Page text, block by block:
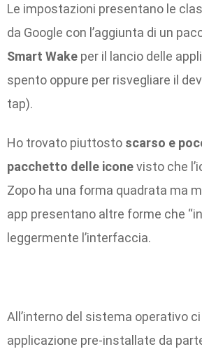
Le impostazioni presentano le
da Google con l’aggiunta di un
Smart Wake per il lancio delle
spento oppure per risvegliare il
tap).
Ho trovato piuttosto scarso e
pacchetto delle iconevisto che
Zopo ha una forma quadrata ma
app presentano altre forme che
leggermente l’interfaccia.
All’interno del sistema operativo
applicazione pre-installate da